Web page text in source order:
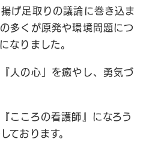
げ足取りの議論に巻き込ま
多くが原発や環境問題につ
なりました。
人の心」を癒やし、勇気づ
こころの看護師』になろう
ております。